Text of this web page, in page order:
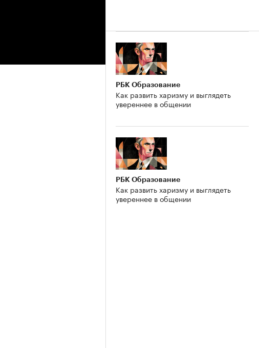
РБК Образование
Как развить харизму и выглядеть
увереннее в общении
РБК Образование
Как развить харизму и выглядеть
увереннее в общении